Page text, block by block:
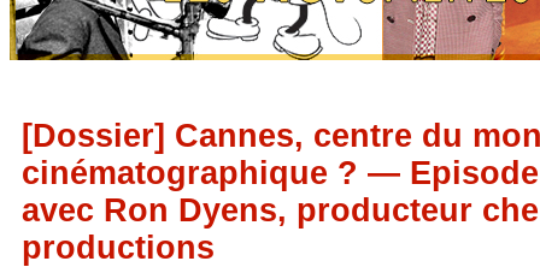
[Dossier] Cannes, centre du
cinématographique ? —
avec Ron Dyens, producteur
productions